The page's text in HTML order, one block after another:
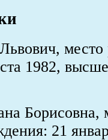
1982,
Борисовна,
21